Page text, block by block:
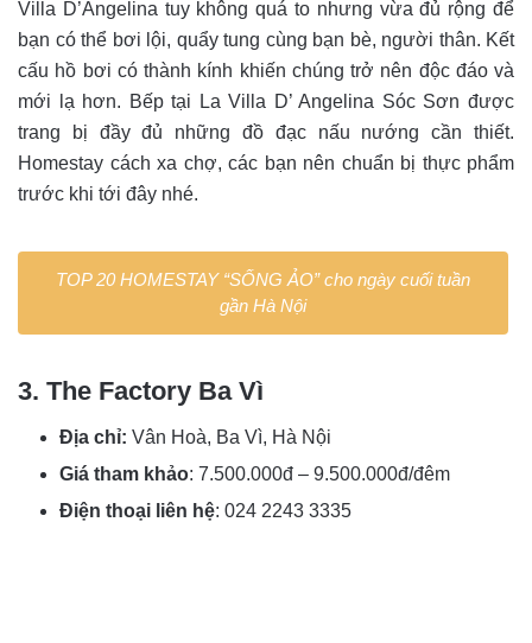
Villa D’Angelina tuy không quá to nhưng vừa đủ rộng để
bạn có thể bơi lội, quẩy tung cùng bạn bè, người thân. Kết
cấu hồ bơi có thành kính khiến chúng trở nên độc đáo và
mới lạ hơn. Bếp tại La Villa D’ Angelina Sóc Sơn được
trang bị đầy đủ những đồ đạc nấu nướng cần thiết.
Homestay cách xa chợ, các bạn nên chuẩn bị thực phẩm
trước khi tới đây nhé.
TOP 20 HOMESTAY “SỐNG ẢO” cho ngày cuối tuần
gần Hà Nội
3. The Factory Ba Vì
Địa chỉ: Vân Hoà, Ba Vì, Hà Nội
Giá tham khảo: 7.500.000đ – 9.500.000đ/đêm
Điện thoại liên hệ: 024 2243 3335